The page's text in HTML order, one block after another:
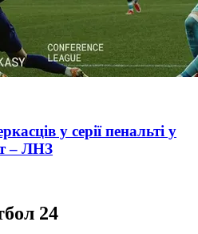
у серії пенальті у
– ЛНЗ
24